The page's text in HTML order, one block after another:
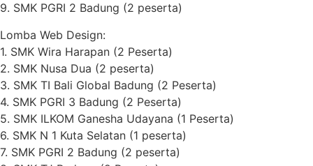
9. SMK PGRI 2 Badung (2 peserta)
Lomba Web Design:
1. SMK Wira Harapan (2 Peserta)
2. SMK Nusa Dua (2 peserta)
3. SMK TI Bali Global Badung (2 Peserta)
4. SMK PGRI 3 Badung (2 Peserta)
5. SMK ILKOM Ganesha Udayana (1 Peserta)
6. SMK N 1 Kuta Selatan (1 peserta)
7. SMK PGRI 2 Badung (2 peserta)